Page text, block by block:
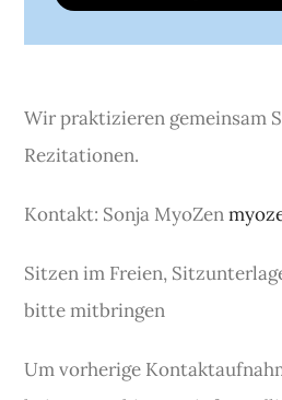
Wir praktizieren gemeinsam
Rezitationen.
Kontakt: Sonja MyoZen
Sitzen im Freien,
bitte mitbringen
Um vorherige